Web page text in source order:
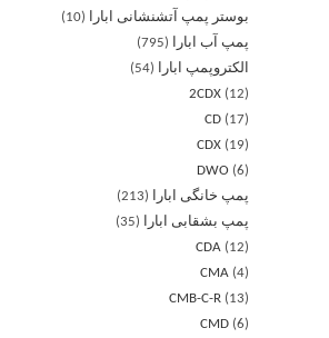
بوستر پمپ آتشنشانی ابارا
10
پمپ آب ابارا
795
الکتروپمپ ابارا
54
2CDX
12
CD
17
CDX
19
DWO
6
پمپ خانگی ابارا
213
پمپ بشقابی ابارا
35
CDA
12
CMA 4
CMB-C-R
13
CMD 6